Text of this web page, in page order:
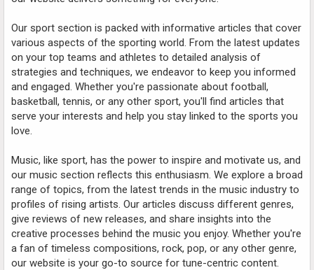
Our sport section is packed with informative articles that cover
various aspects of the sporting world. From the latest updates
on your top teams and athletes to detailed analysis of
strategies and techniques, we endeavor to keep you informed
and engaged. Whether you're passionate about football,
basketball, tennis, or any other sport, you'll find articles that
serve your interests and help you stay linked to the sports you
love.
Music, like sport, has the power to inspire and motivate us, and
our music section reflects this enthusiasm. We explore a broad
range of topics, from the latest trends in the music industry to
profiles of rising artists. Our articles discuss different genres,
give reviews of new releases, and share insights into the
creative processes behind the music you enjoy. Whether you're
a fan of timeless compositions, rock, pop, or any other genre,
our website is your go-to source for tune-centric content.